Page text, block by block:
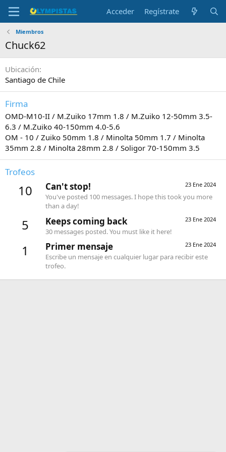
Acceder Regístrate
Miembros
Chuck62
Ubicación
Santiago de Chile
Firma
OMD-M10-II / M.Zuiko 17mm 1.8 / M.Zuiko 12-50mm 3.5-
6.3 / M.Zuiko 40-150mm 4.0-5.6
OM - 10 / Zuiko 50mm 1.8 / Minolta 50mm 1.7 / Minolta
35mm 2.8 / Minolta 28mm 2.8 / Soligor 70-150mm 3.5
Trofeos
10 23 Ene 2024
Can't stop!
You've posted 100 messages. I hope this took you more
than a day!
5 23 Ene 2024
Keeps coming back
30 messages posted. You must like it here!
1 23 Ene 2024
Primer mensaje
Escribe un mensaje en cualquier lugar para recibir este
trofeo.